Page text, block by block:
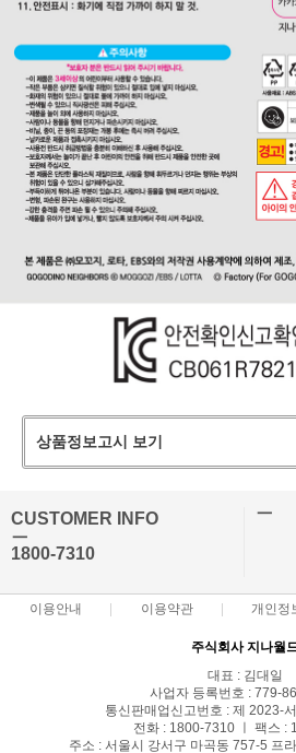
상품정보고시 보기
CUSTOMER INFO
ㅡ
1800-7310
ㅡ
이용안내 이용약관 개인정
주식회사 지나월
대표 : 김대일
사업자 등록번호 : 779-
통신판매업신고번호 : 제 2023-
전화 : 1800-7310 ㅣ 팩스 :
주소 : 서울시 강서구 마곡동 757-5 프